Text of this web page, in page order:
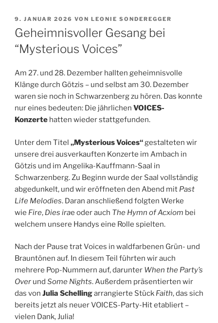
VERÖFFENTLICHT
AM
9. JANUAR 2026 VON LEONIE SONDEREGGER
Geheimnisvoller Gesang bei
“Mysterious Voices”
Am 27. und 28. Dezember hallten geheimnisvolle
Klänge durch Götzis – und selbst am 30. Dezember
waren sie noch in Schwarzenberg zu hören. Das konnte
nur eines bedeuten: Die jährlichen VOICES-
Konzerte hatten wieder stattgefunden.
Unter dem Titel „Mysterious Voices“ gestalteten wir
unsere drei ausverkauften Konzerte im Ambach in
Götzis und im Angelika-Kauffmann-Saal in
Schwarzenberg. Zu Beginn wurde der Saal vollständig
abgedunkelt, und wir eröffneten den Abend mit Past
Life Melodies. Daran anschließend folgten Werke
wie Fire, Dies irae oder auch The Hymn of Acxiom bei
welchem unsere Handys eine Rolle spielten.
Nach der Pause trat Voices in waldfarbenen Grün- und
Brauntönen auf. In diesem Teil führten wir auch
mehrere Pop-Nummern auf, darunter When the Party’s
Over und Some Nights. Außerdem präsentierten wir
das von Julia Schellingarrangierte Stück Faith, das sich
bereits jetzt als neuer VOICES-Party-Hit etabliert –
vielen Dank, Julia!